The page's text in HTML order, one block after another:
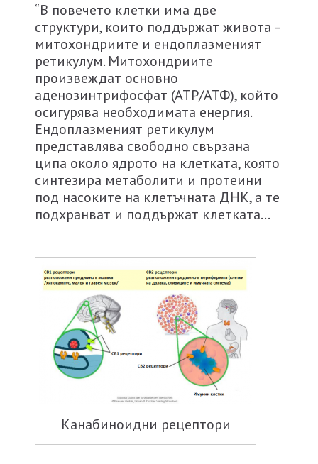
“В повечето клетки има две
структури, които поддържат живота –
митохондриите и ендоплазменият
ретикулум. Митохондриите
произвеждат основно
аденозинтрифосфат (АТР/АТФ), който
осигурява необходимата енергия.
Ендоплазменият ретикулум
представлява свободно свързана
ципа около ядрото на клетката, която
синтезира метаболити и протеини
под насоките на клетъчната ДНК, а те
подхранват и поддържат клетката…
Канабиноидни рецептори